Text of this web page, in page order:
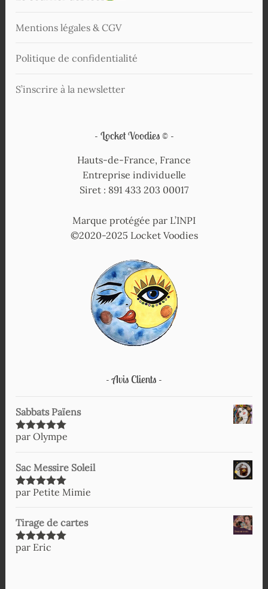
Mentions légales & CGV
Politique de confidentialité
S’inscrire à la newsletter
Locket Voodies ©
Hauts-de-France, France
Entreprise individuelle
Siret : 891 433 203 00017
Marque protégée par L’INPI
©2020-2025 Locket Voodies
Avis Clients
Sabbats Païens
Note5sur
par Olympe
Sac Messire Soleil
Note5sur
par Petite Mimie
Tirage de cartes
Note5sur
par Eric